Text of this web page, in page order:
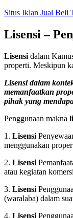
Skip
content
Situs Iklan Jual Beli
Lisensi –
Lisensi dalam
properti. Meskipun
Lisensi dalam
memanfaatkan
pihak yang
Penggunaan makna
1. Lisensi
menggunakan
2. Lisensi
atau kegiatan
3. Lisensi
(waralaba) dalam
4. Lisensi